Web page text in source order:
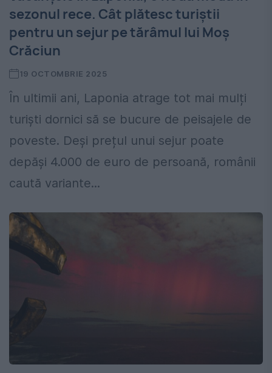
sezonul rece. Cât plătesc turiștii
pentru un sejur pe tărâmul lui Moș
Crăciun
19 OCTOMBRIE 2025
În ultimii ani, Laponia atrage tot mai mulți
turiști dornici să se bucure de peisajele de
poveste. Deși prețul unui sejur poate
depăși 4.000 de euro de persoană, românii
caută variante...